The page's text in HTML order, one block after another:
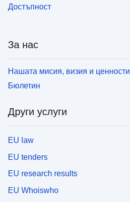
Достъпност
За нас
Нашата мисия, визия и ценности
Бюлетин
Други услуги
EU law
EU tenders
EU research results
EU Whoiswho